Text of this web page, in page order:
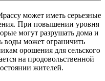
может иметь серьезные
При повышении уровня
могут разрушать дома и
воды может ограничить
орошения для сельского
на продовольственной
жителей.